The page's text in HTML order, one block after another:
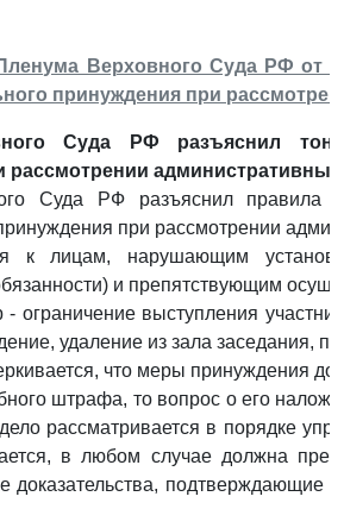
Верховного Суда РФ от
принуждения при
Суда РФ разъяснил
рассмотрении административных
Суда РФ разъяснил правила
при рассмотрении
к лицам, нарушающим
и препятствующим
ограничение выступления
удаление из зала заседания,
что меры принуждения
штрафа, то вопрос о его
рассматривается в порядке
в любом случае должна
доказательства, подтверждающие